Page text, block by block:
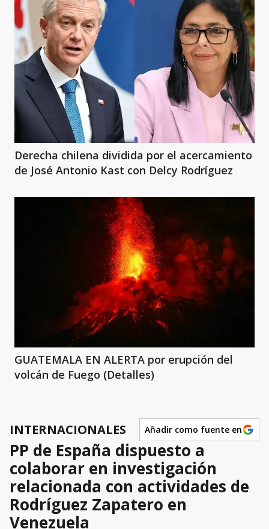
Derecha chilena dividida por el acercamiento
de José Antonio Kast con Delcy Rodríguez
GUATEMALA EN ALERTA por erupción del
volcán de Fuego (Detalles)
INTERNACIONALES Añadir como fuente en
PP de España dispuesto a
colaborar en investigación
relacionada con actividades de
Rodríguez Zapatero en
Venezuela